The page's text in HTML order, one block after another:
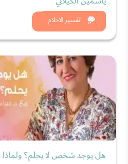
تفسير الاحلام
شاهد الان
هل يوجد شخص لا يحلم؟ ولماذا لا